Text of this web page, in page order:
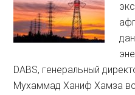
DABS, генеральный
Мухаммад Ханиф Хамза